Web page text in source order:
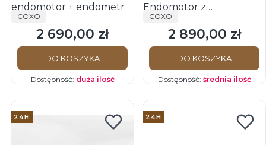
endomotor + endometr
PRODUCENT
COXO
Cena
2 690,00 zł
DO KOSZYKA
Dostępność: duża ilość
Endomotor z
wbudowanym
endometrem
PRODUCENT
COXO
Cena
2 890,00 zł
DO KOSZYKA
Dostępność: średnia ilość
24H 24H